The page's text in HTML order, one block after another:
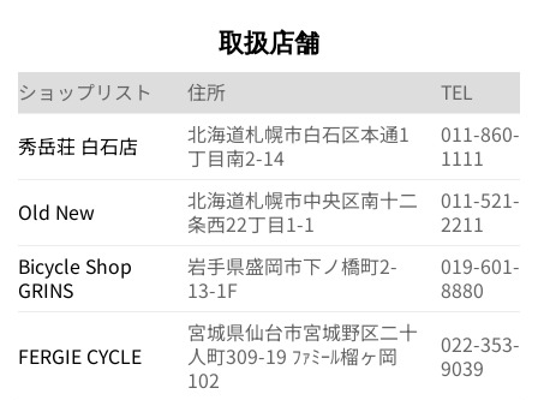
取扱店舗
ショップリスト 住所
TEL
秀岳荘 白石店
北海道札幌市白石区本通1
丁目南2-14
011-860-
1111
Old New
北海道札幌市中央区南十二
条西22丁目1-1
011-521-
2211
Bicycle Shop
GRINS
岩手県盛岡市下ノ橋町2-
13-1F
019-601-
8880
FERGIE CYCLE
宮城県仙台市宮城野区二十
人町309-19 ﾌｧﾐｰﾙ榴ヶ岡
102
022-353-
9039